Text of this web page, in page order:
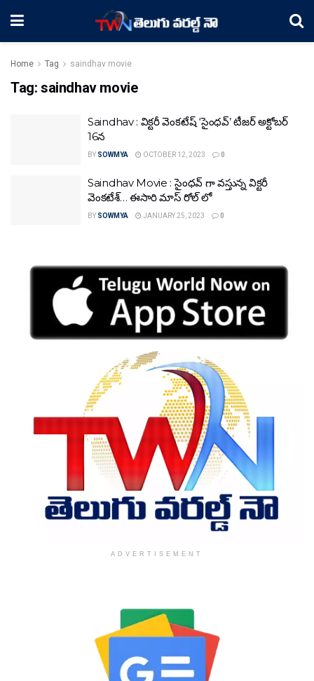
Home Tag saindhav movie
Tag: saindhav movie
Saindhav : విక్టరీ వెంకటేష్ ‘సైంధవ్’ టీజర్ అక్టోబర్
16న
BY SOWMYA OCTOBER 12, 2023 0
Saindhav Movie : సైంధవ్ గా వస్తున్న విక్టరీ
వెంకటేశ్… ఈసారి మాస్ రోల్ లో
BY SOWMYA JANUARY 25, 2023 0
ADVERTISEMENT